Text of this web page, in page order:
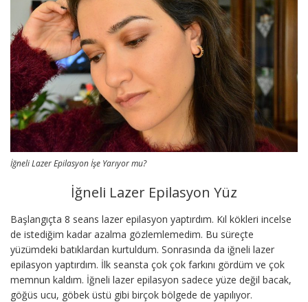
İğneli Lazer Epilasyon İşe Yarıyor mu?
İğneli Lazer Epilasyon Yüz
Başlangıçta 8 seans lazer epilasyon yaptırdım. Kıl kökleri incelse
de istediğim kadar azalma gözlemlemedim. Bu süreçte
yüzümdeki batıklardan kurtuldum. Sonrasında da iğneli lazer
epilasyon yaptırdım. İlk seansta çok çok farkını gördüm ve çok
memnun kaldım. İğneli lazer epilasyon sadece yüze değil bacak,
göğüs ucu, göbek üstü gibi birçok bölgede de yapılıyor.